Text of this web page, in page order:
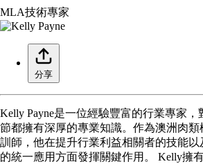
MLA技術專家
分享
Kelly Payne是一位經驗豐富的行業專家
節都擁有深厚的專業知識。作為澳洲肉
訓師，他在提升行業利益相關者的技能
的統一應用方面發揮關鍵作用。 Kelly擁